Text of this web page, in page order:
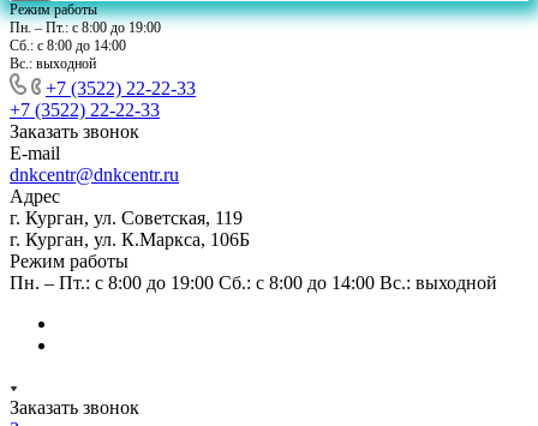
Режим работы
Пн. – Пт.: с 8:00 до 19:00
Сб.: с 8:00 до 14:00
Вс.: выходной
+7 (3522) 22-22-33
+7 (3522) 22-22-33
Заказать звонок
E-mail
dnkcentr@dnkcentr.ru
Адрес
г. Курган, ул. Советская, 119
г. Курган, ул. К.Маркса, 106Б
Режим работы
Пн. – Пт.: с 8:00 до 19:00 Сб.: с 8:00 до 14:00 Вс.: выходной
Заказать звонок